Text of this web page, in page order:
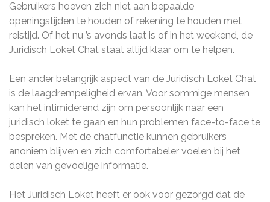
Gebruikers hoeven zich niet aan bepaalde
openingstijden te houden of rekening te houden met
reistijd. Of het nu ’s avonds laat is of in het weekend, de
Juridisch Loket Chat staat altijd klaar om te helpen.
Een ander belangrijk aspect van de Juridisch Loket Chat
is de laagdrempeligheid ervan. Voor sommige mensen
kan het intimiderend zijn om persoonlijk naar een
juridisch loket te gaan en hun problemen face-to-face te
bespreken. Met de chatfunctie kunnen gebruikers
anoniem blijven en zich comfortabeler voelen bij het
delen van gevoelige informatie.
Het Juridisch Loket heeft er ook voor gezorgd dat de